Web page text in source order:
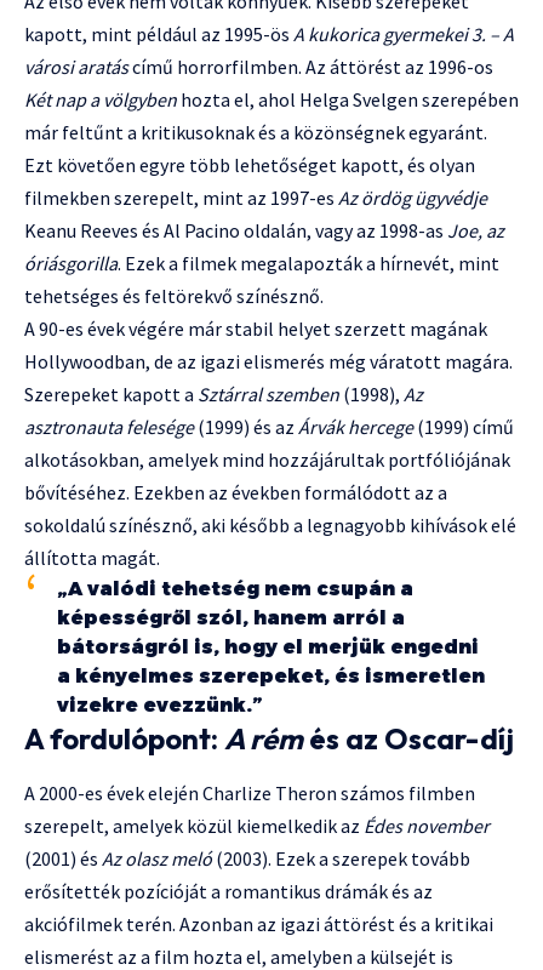
kapott, mint például az 1995-ös A kukorica gyermekei 3. – A
városi aratáscímű horrorfilmben. Az áttörést az 1996-os
Két nap a völgyben hozta el, ahol Helga Svelgen szerepében
már feltűnt a kritikusoknak és a közönségnek egyaránt.
Ezt követően egyre több lehetőséget kapott, és olyan
filmekben szerepelt, mint az 1997-es Az ördög ügyvédje
Keanu Reeves és Al Pacino oldalán, vagy az 1998-as Joe, az
óriásgorilla. Ezek a filmek megalapozták a hírnevét, mint
tehetséges és feltörekvő színésznő.
A 90-es évek végére már stabil helyet szerzett magának
Hollywoodban, de az igazi elismerés még váratott magára.
Szerepeket kapott a Sztárral szemben (1998), Az
asztronauta felesége(1999) és az Árvák hercege(1999) című
alkotásokban, amelyek mind hozzájárultak portfóliójának
bővítéséhez. Ezekben az években formálódott az a
sokoldalú színésznő, aki később a legnagyobb kihívások elé
állította magát.
„A valódi tehetség nem csupán a
képességről szól, hanem arról a
bátorságról is, hogy el merjük engedni
a kényelmes szerepeket, és ismeretlen
vizekre evezzünk.”
A fordulópont: A rémés az Oscar-díj
A 2000-es évek elején Charlize Theron számos filmben
szerepelt, amelyek közül kiemelkedik az Édes november
(2001) és Az olasz meló(2003). Ezek a szerepek tovább
erősítették pozícióját a romantikus drámák és az
akciófilmek terén. Azonban az igazi áttörést és a kritikai
elismerést az a film hozta el, amelyben a külsejét is